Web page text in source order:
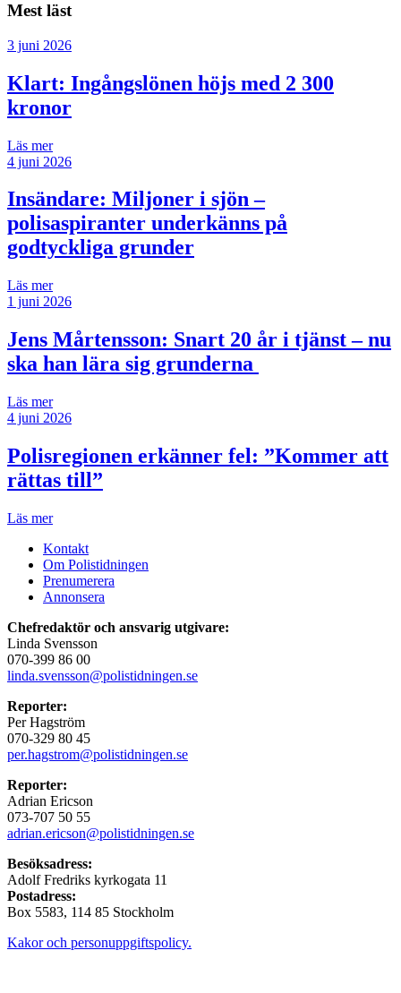
Mest läst
3 juni 2026
Klart: Ingångslönen höjs med 2 300
kronor
Läs mer
4 juni 2026
Insändare: Miljoner i sjön –
polisaspiranter underkänns på
godtyckliga grunder
Läs mer
1 juni 2026
Jens Mårtensson: Snart 20 år i tjänst – nu
ska han lära sig grunderna
Läs mer
4 juni 2026
Polisregionen erkänner fel: ”Kommer att
rättas till”
Läs mer
Kontakt
Om Polistidningen
Prenumerera
Annonsera
Chefredaktör och ansvarig utgivare:
Linda Svensson
070-399 86 00
linda.svensson@polistidningen.se
Reporter:
Per Hagström
070-329 80 45
per.hagstrom@polistidningen.se
Reporter:
Adrian Ericson
073-707 50 55
adrian.ericson@polistidningen.se
Besöksadress:
Adolf Fredriks kyrkogata 11
Postadress:
Box 5583, 114 85 Stockholm
Kakor och personuppgiftspolicy.